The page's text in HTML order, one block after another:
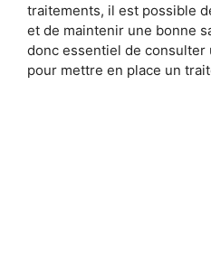
traitements, il est possible
et de maintenir une bonne
donc essentiel de
pour mettre en place un